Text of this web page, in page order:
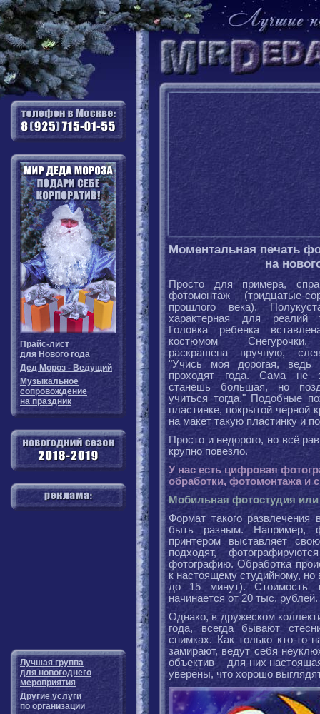
Прайс-лист
для Нового года
Дед Мороз - Ведущий
Музыкальное
сопровождение
на праздник
Лучшая группа
для новогоднего
мероприятия
Другие услуги
по организации
Моментальная печать
на
Просто для примера,
фотомонтаж (тридцатые-
прошлого века).
характерная для реалий
Головка ребенка
костюмом Снегурочки.
раскрашена вручную,
"Учись моя дорогая,
проходят года. Сама не
станешь большая, но
учиться тогда." Подобные
пластинке, покрытой черной
на макет такую пластинку и
Просто и недорого, но всё
крупно повезло.
У нас есть цифровая
обработки, фотомонтажа и
Мобильная фотостудия
Формат такого развлечения
быть разным. Например,
принтером выставляет
подходят,
фотографию. Обработка
к настоящему студийному, но
до 15 минут). Стоимость
начинается от 20 тыс. рублей.
Однако, в дружеском
года, всегда бывают
снимках. Как только кто-то
замирают, ведут себя
объектив – для них
уверены, что хорошо